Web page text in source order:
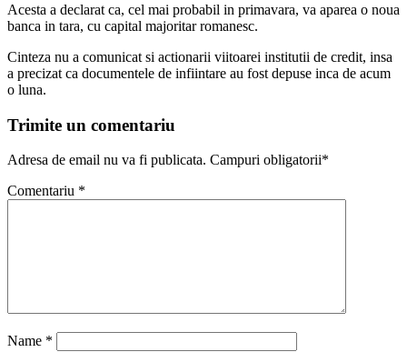
Acesta a declarat ca, cel mai probabil in primavara, va aparea o noua
banca in tara, cu capital majoritar romanesc.
Cinteza nu a comunicat si actionarii viitoarei institutii de credit, insa
a precizat ca documentele de infiintare au fost depuse inca de acum
o luna.
Trimite un comentariu
Adresa de email nu va fi publicata. Campuri obligatorii*
Comentariu *
Name *